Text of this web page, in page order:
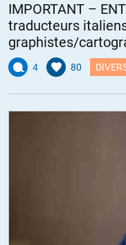
IMPORTANT –
traducteurs
graphistes/
4 80